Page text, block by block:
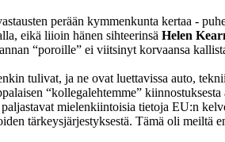
perään kymmenkunta kertaa -
eikä liioin hänen sihteerinsä Helen
“poroille” ei viitsinyt korvaansa
tulivat, ja ne ovat luettavissa auto,
“kollegalehtemme”
mielenkiintoisia tietoja EU:n
tärkeysjärjestyksestä. Tämä oli meiltä